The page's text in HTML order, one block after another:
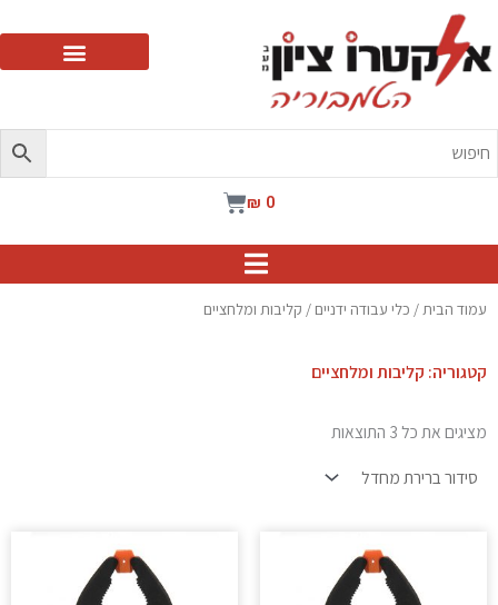
₪ 0
עגלת
עמוד הבית/ כלי עבודה ידניים / קליבות ומלחציים
קטגוריה: קליבות ומלחציים
מציגים את כל ⁦3⁩ התוצאות